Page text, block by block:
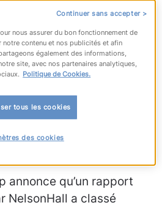
leader
solutions
pour la
d’affilée
annonce qu’un rapport
NelsonHall a classé
Continuer sans accepter >
nous assurer du bon fonctionnement de
contenu et nos publicités et afin
également des informations,
site, avec nos partenaires analytiques,
Politique de Cookies.
tous les cookies
des cookies